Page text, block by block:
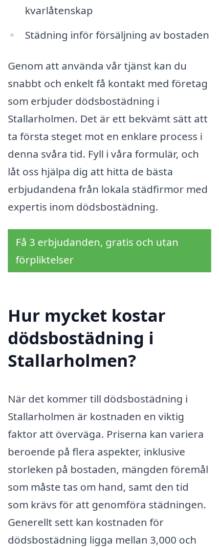
kvarlåtenskap
Städning inför försäljning av bostaden
Genom att använda vår tjänst kan du
snabbt och enkelt få kontakt med företag
som erbjuder dödsbostädning i
Stallarholmen. Det är ett bekvämt sätt att
ta första steget mot en enklare process i
denna svåra tid. Fyll i våra formulär, och
låt oss hjälpa dig att hitta de bästa
erbjudandena från lokala städfirmor med
expertis inom dödsbostädning.
Få 3 erbjudanden, gratis och utan
förpliktelser
Hur mycket kostar
dödsbostädning i
Stallarholmen?
När det kommer till dödsbostädning i
Stallarholmen är kostnaden en viktig
faktor att överväga. Priserna kan variera
beroende på flera aspekter, inklusive
storleken på bostaden, mängden föremål
som måste tas om hand, samt den tid
som krävs för att genomföra städningen.
Generellt sett kan kostnaden för
dödsbostädning ligga mellan 3,000 och